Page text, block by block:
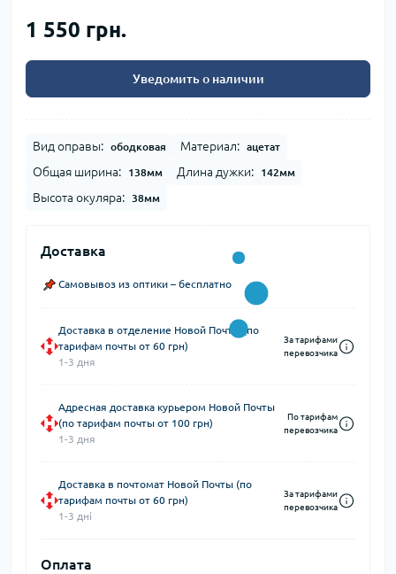
1 550 грн.
Уведомить о наличии
Вид оправы: ободковая Материал: ацетат
Общая ширина: 138мм Длина дужки: 142мм
Высота окуляра: 38мм
Доставка
Самовывоз из оптики – бесплатно
Доставка в отделение Новой Почты (по
тарифам почты от 60 грн)
1-3 дня
За тарифами
перевозчика
Адресная доставка курьером Новой Почты
(по тарифам почты от 100 грн)
1-3 дня
По тарифам
перевозчика
Доставка в почтомат Новой Почты (по
тарифам почты от 60 грн)
1-3 дні
За тарифами
перевозчика
Оплата